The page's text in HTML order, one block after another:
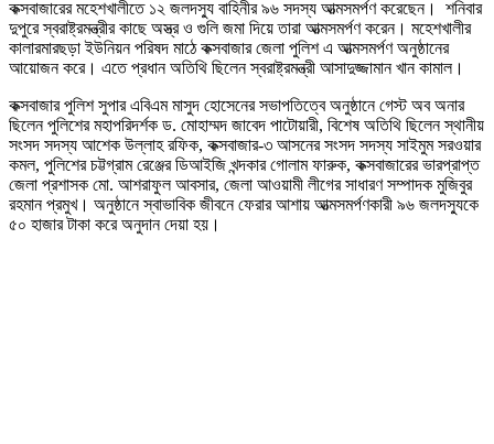
কক্সবাজারের মহেশখালীতে ১২ জলদস্যু বাহিনীর ৯৬ সদস্য আত্মসমর্পণ করেছেন। শনিবার
দুপুরে স্বরাষ্ট্রমন্ত্রীর কাছে অস্ত্র ও গুলি জমা দিয়ে তারা আত্মসমর্পণ করেন। মহেশখালীর
কালারমারছড়া ইউনিয়ন পরিষদ মাঠে কক্সবাজার জেলা পুলিশ এ আত্মসমর্পণ অনুষ্ঠানের
আয়োজন করে। এতে প্রধান অতিথি ছিলেন স্বরাষ্ট্রমন্ত্রী আসাদুজ্জামান খান কামাল।
কক্সবাজার পুলিশ সুপার এবিএম মাসুদ হোসেনের সভাপতিত্বে অনুষ্ঠানে গেস্ট অব অনার
ছিলেন পুলিশের মহাপরিদর্শক ড. মোহাম্মদ জাবেদ পাটোয়ারী, বিশেষ অতিথি ছিলেন স্থানীয়
সংসদ সদস্য আশেক উল্লাহ রফিক, কক্সবাজার-৩ আসনের সংসদ সদস্য সাইমুম সরওয়ার
কমল, পুলিশের চট্টগ্রাম রেঞ্জের ডিআইজি খন্দকার গোলাম ফারুক, কক্সবাজারের ভারপ্রাপ্ত
জেলা প্রশাসক মো. আশরাফুল আবসার, জেলা আওয়ামী লীগের সাধারণ সম্পাদক মুজিবুর
রহমান প্রমুখ। অনুষ্ঠানে স্বাভাবিক জীবনে ফেরার আশায় আত্মসমর্পণকারী ৯৬ জলদস্যুকে
৫০ হাজার টাকা করে অনুদান দেয়া হয়।